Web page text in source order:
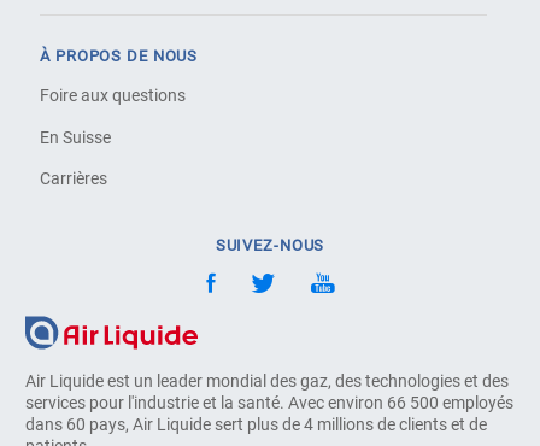
Air Liquide est un leader mondial des gaz, des technologies et des
services pour l'industrie et la santé. Avec environ 66 500 employés
dans 60 pays, Air Liquide sert plus de 4 millions de clients et de
À PROPOS DE NOUS
Foire aux questions
En Suisse
Carrières
SUIVEZ-NOUS